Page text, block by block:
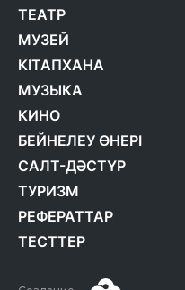
ТЕАТР
МУЗЕЙ
КІТАПХАНА
МУЗЫКА
КИНО
БЕЙНЕЛЕУ ӨНЕРІ
САЛТ-ДӘСТҮР
ТУРИЗМ
РЕФЕРАТТАР
ТЕСТТЕР